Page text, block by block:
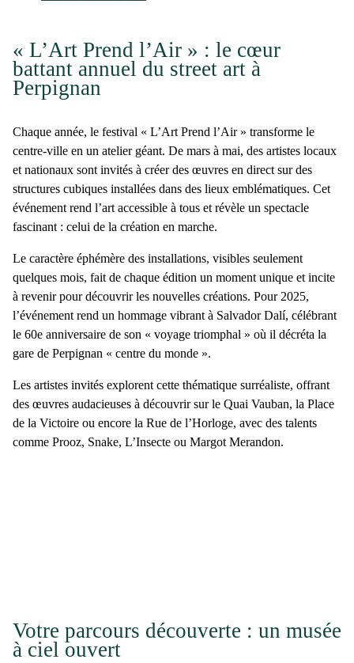
« L’Art Prend l’Air » : le cœur
battant annuel du street art à
Perpignan
Chaque année, le festival « L’Art Prend l’Air » transforme le
centre-ville en un atelier géant. De mars à mai, des artistes locaux
et nationaux sont invités à créer des œuvres en direct sur des
structures cubiques installées dans des lieux emblématiques. Cet
événement rend l’art accessible à tous et révèle un spectacle
fascinant : celui de la création en marche.
Le caractère éphémère des installations, visibles seulement
quelques mois, fait de chaque édition un moment unique et incite
à revenir pour découvrir les nouvelles créations. Pour 2025,
l’événement rend un hommage vibrant à Salvador Dalí, célébrant
le 60e anniversaire de son « voyage triomphal » où il décréta la
gare de Perpignan « centre du monde ».
Les artistes invités explorent cette thématique surréaliste, offrant
des œuvres audacieuses à découvrir surle Quai Vauban, la Place
de la Victoire ou encore la Rue de l’Horloge, avec des talents
comme Prooz, Snake, L’Insecte ou Margot Merandon.
Votre parcours découverte : un musée
à ciel ouvert